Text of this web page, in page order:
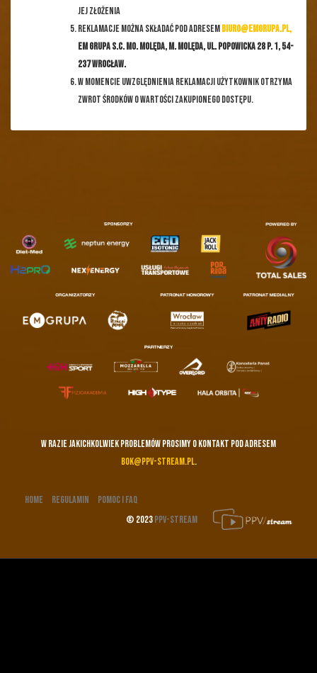
jej złożenia
Reklamacje można składać pod adresembiuro@emgrupa.pl,
EM GRUPA s.c. Mo. Molęda, M. Molęda, ul. Popowicka 28 p. 1, 54-
237 Wrocław.
W momencie uwzględnienia reklamacji użytkownik otrzyma
zwrot środków o wartości zakupionego dostępu.
W razie jakichkolwiek problemów prosimy o kontakt pod adresem
bok@ppv-stream.pl.
Home Regulamin
Pomoc i FAQ
© 2023PPV-Stream